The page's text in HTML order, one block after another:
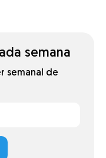
semana
semanal de